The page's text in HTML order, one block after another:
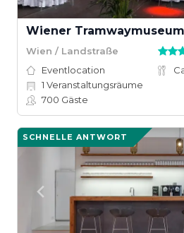
Wiener Tramwaymuseum
Wien / Landstraße
Eventlocation
1 Veranstaltungsräume
700 Gäste
SCHNELLE ANTWORT